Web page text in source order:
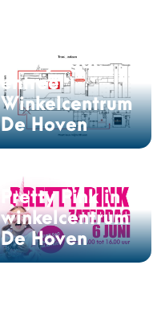
Gewijzigde
entree
Winkelcentrum
De Hoven
Pretty Pink in
winkelcentrum
De Hoven